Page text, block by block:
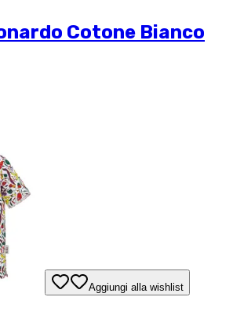
Cotone Bianco
Aggiungi alla wishlist